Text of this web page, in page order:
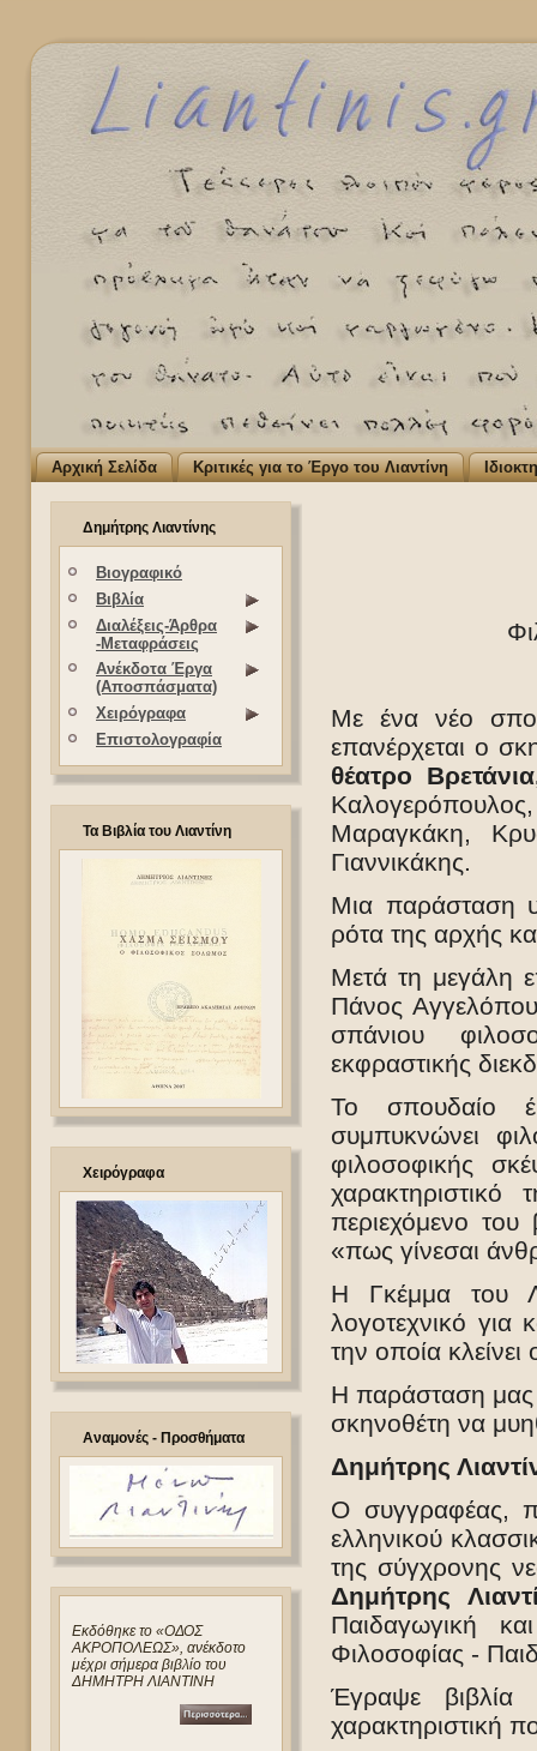
Αρχική Σελίδα Κριτικές για το Έργο του Λιαντίνη
Δημήτρης Λιαντίνης
Βιογραφικό
Βιβλία
Διαλέξεις-Άρθρα
-Μεταφράσεις
Ανέκδοτα Έργα
(Αποσπάσματα)
Χειρόγραφα
Επιστολογραφία
Τα Βιβλία του Λιαντίνη
Χειρόγραφα
Αναμονές - Προσθήματα
Eκδόθηκε το «ΟΔΟΣ
ΑΚΡΟΠΟΛΕΩΣ», ανέκδοτο
μέχρι σήμερα βιβλίο του
ΔΗΜΗΤΡΗ ΛΙΑΝΤΙΝΗ
Με ένα νέο
επανέρχεται ο
θέατρο
Μαραγκάκη,
Γιαννικάκης.
Μια παράσταση
ρότα της αρχής
Μετά τη μεγάλη
Πάνος
σπάνιου
εκφραστικής
Το σπουδαίο
συμπυκνώνει
φιλοσοφικής
περιεχόμενο του
«πως γίνεσαι
Η Γκέμμα του
λογοτεχνικό για
την οποία
Η παράσταση μας
σκηνοθέτη να
Δημήτρης
Ο συγγραφέας,
ελληνικού
της σύγχρονης
Δημήτρης
Παιδαγωγική
Φιλοσοφίας -
Έγραψε βιβλία
χαρακτηριστική